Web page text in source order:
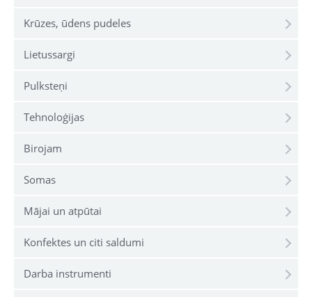
Krūzes, ūdens pudeles
Lietussargi
Pulksteņi
Tehnoloģijas
Birojam
Somas
Mājai un atpūtai
Konfektes un citi saldumi
Darba instrumenti